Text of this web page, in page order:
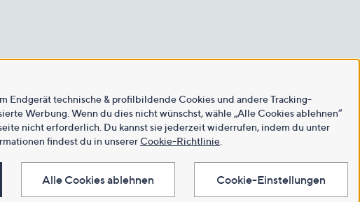
Endgerät technische & profilbildende Cookies und andere Tracking-
Werbung. Wenn du dies nicht wünschst, wähle „Alle Cookies ablehnen“
nicht erforderlich. Du kannst sie jederzeit widerrufen, indem du unter
findest du in unsererCookie-Richtlinie
Alle Cookies ablehnen Cookie-Einstellungen